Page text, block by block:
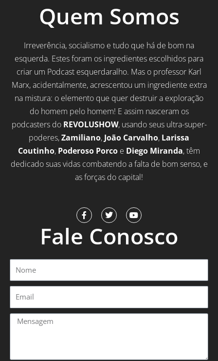
Quem Somos
Irreverência, socialismo e tudo que há de bom na
esquerda. Estes foram os ingredientes escolhidos para
criar um Podcast esquerdaralho. Mas o professor Karl
Marx, acidentalmente, acrescentou um ingrediente extra
na mistura: o elemento que quer destruir a exploração
do homem pelo homem! E assim nasceram os
podcasters do REVOLUSHOW, usando seus ultra-super-
poderes,Zamiliano, João Carvalho, Larissa
Coutinho, Poderoso Porco e Diego Miranda, têm
dedicado suas vidas combatendo a falta de bom senso, e
as forças do capital!
F
a
c
o
f
T
w
i
t
t
r
Y
o
u
t
u
e
Fale Conosco
Mensagem